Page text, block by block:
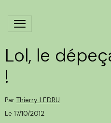
Lol, le
!
Par Thierry LEDRU
Le 17/10/2012